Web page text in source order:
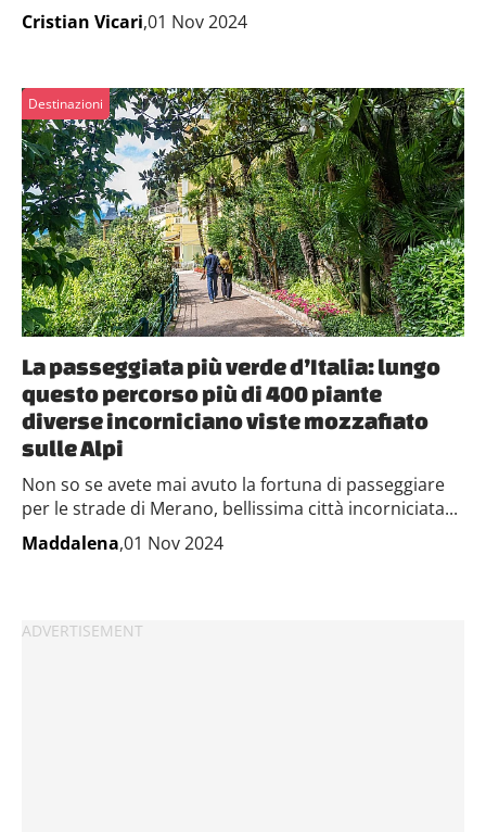
Cristian Vicari,01 Nov 2024
Destinazioni
La passeggiata più verde d’Italia: lungo
questo percorso più di 400 piante
diverse incorniciano viste mozzafiato
sulle Alpi
Non so se avete mai avuto la fortuna di passeggiare
per le strade di Merano, bellissima città incorniciata...
Maddalena,01 Nov 2024